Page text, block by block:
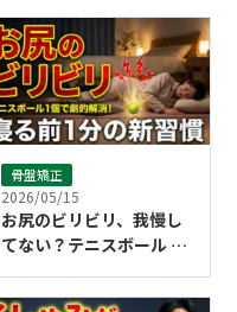
マッサージ」の正しいや
り方
骨盤矯正
2026/05/15
お尻のビリビリ、我慢し
てない？テニスボール 1
前習慣